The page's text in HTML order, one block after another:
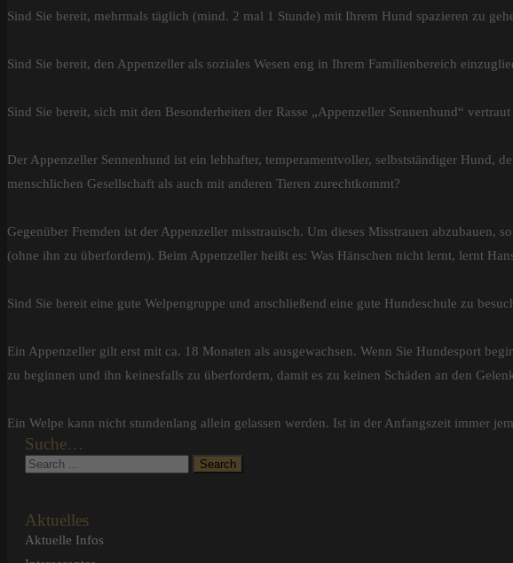
Sind Sie bereit, mehrmals täglich (mind. 2 mal 1 Stunde) mit Ihrem Hund spazieren zu
Sind Sie bereit, den Appenzeller als soziales Wesen eng in Ihrem Familienbereich
Sind Sie bereit, sich mit den Besonderheiten der Rasse „Appenzeller Sennenhund“ vertraut
Der Appenzeller Sennenhund ist ein lebhafter, temperamentvoller, selbstständiger Hund,
menschlichen Gesellschaft als auch mit anderen Tieren zurechtkommt?
Gegenüber Fremden ist der Appenzeller misstrauisch. Um dieses Misstrauen
(ohne ihn zu überfordern). Beim Appenzeller heißt es: Was Hänschen nicht lernt, lernt
Sind Sie bereit eine gute Welpengruppe und anschließend eine gute Hundeschule zu
Ein Appenzeller gilt erst mit ca. 18 Monaten als ausgewachsen. Wenn Sie Hundesport
zu beginnen und ihn keinesfalls zu überfordern, damit es zu keinen Schäden an den
Ein Welpe kann nicht stundenlang allein gelassen werden. Ist in der Anfangszeit immer
Suche…
Aktuelles
Aktuelle Infos